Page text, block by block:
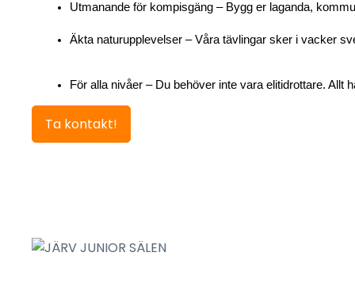
Utmanande för kompisgäng – Bygg er laganda,
Äkta naturupplevelser – Våra tävlingar sker i vacker
För alla nivåer – Du behöver inte vara elitidrottare.
Ta kontakt!